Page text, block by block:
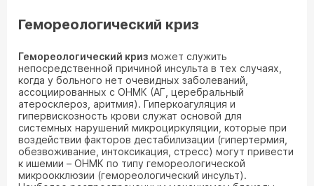
Гемореологический криз
Гемореологический криз может служить
непосредственной причиной инсульта в тех случаях,
когда у больного нет очевидных заболеваний,
ассоциированных с ОНМК (АГ, церебральный
атеросклероз, аритмия). Гиперкоагуляция и
гипервискозность крови служат основой для
системных нарушений микроциркуляции, которые при
воздействии факторов дестабилизации (гипертермия,
обезвоживание, интоксикация, стресс) могут привести
к ишемии – ОНМК по типу гемореологической
микроокклюзии (гемореологический инсульт).